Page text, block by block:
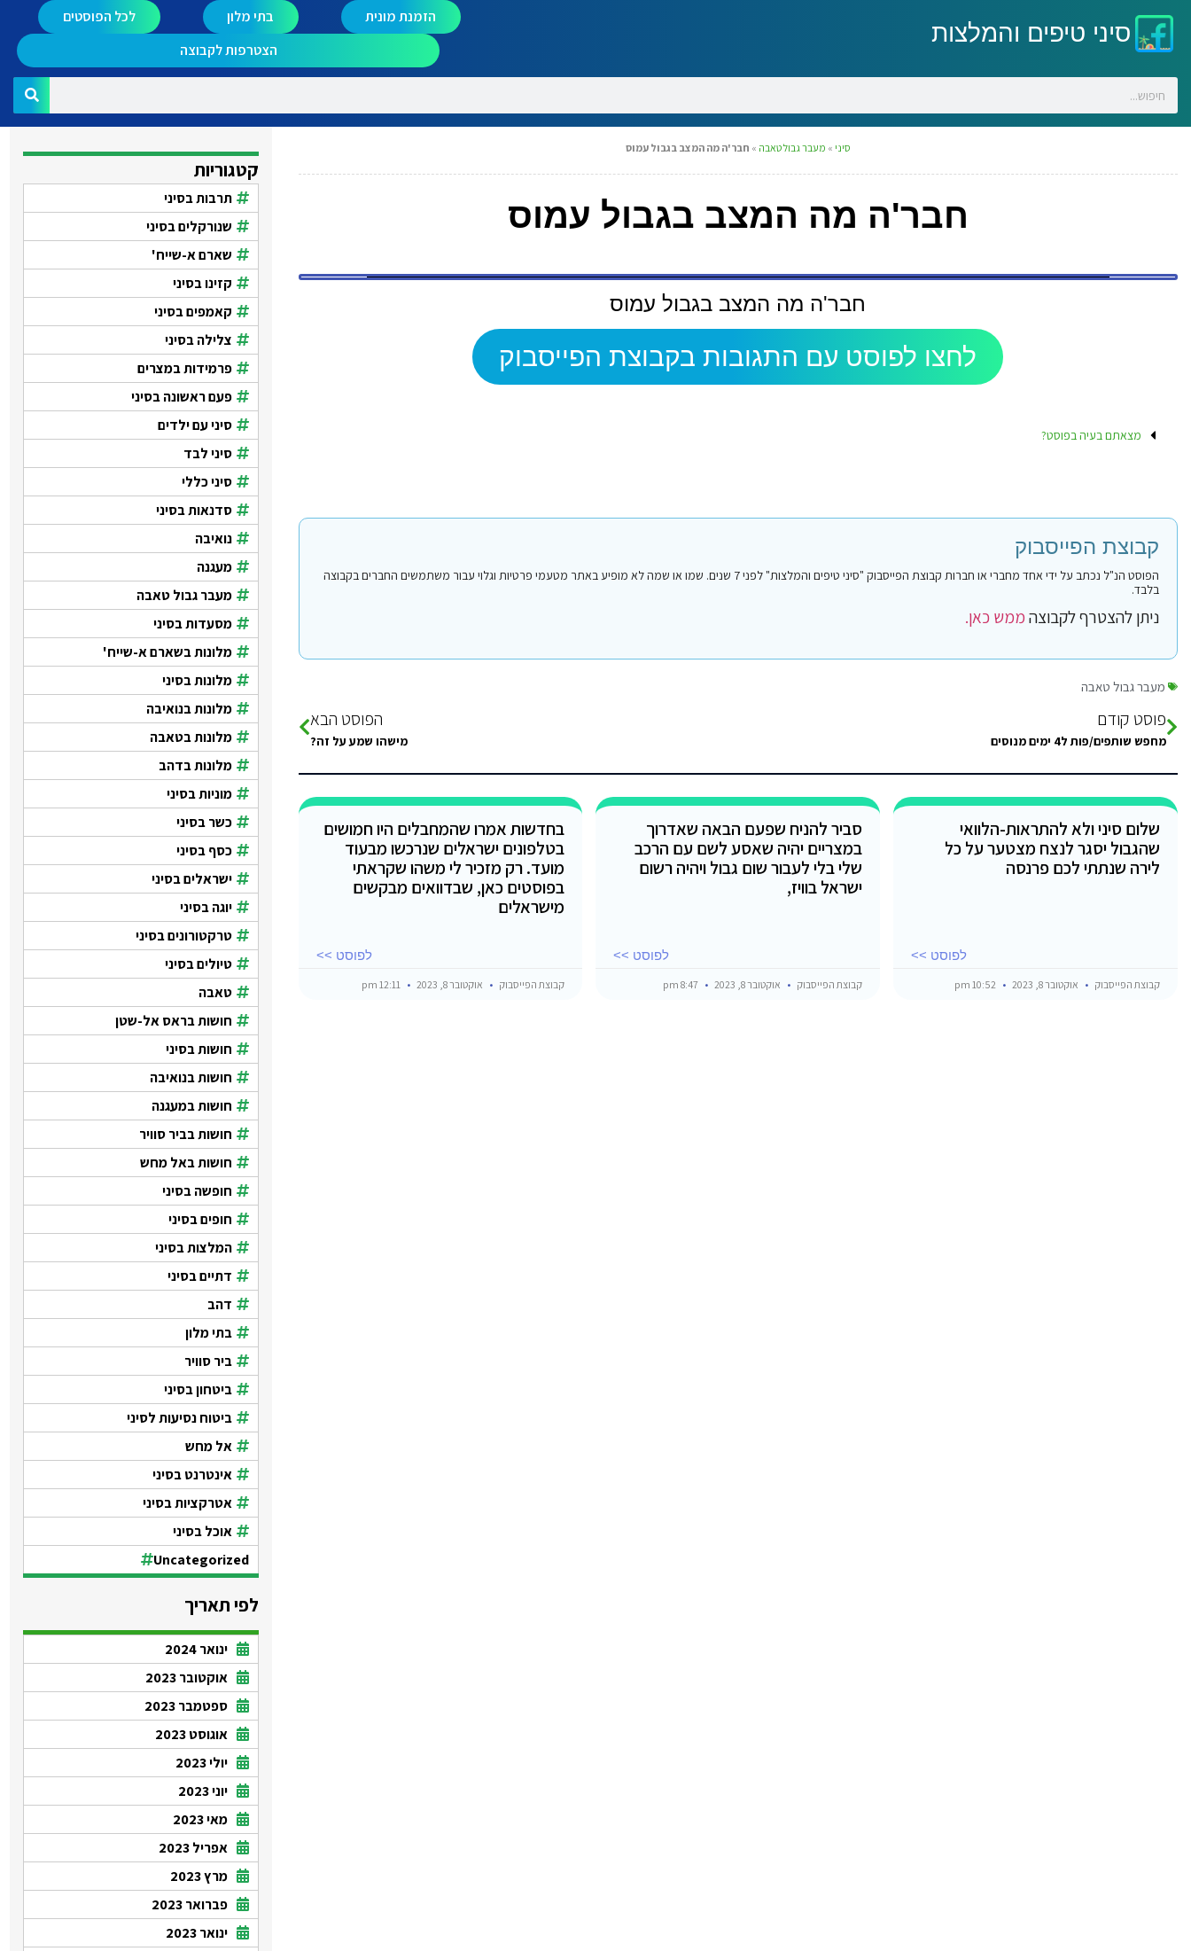
סיני טיפים והמלצות
הזמנת מונית בתי מלון
לכל הפוסטים
הצטרפות לקבוצה
סיני » מעבר גבול טאבה » חבר'ה מה המצב בגבול עמוס
חבר'ה מה המצב בגבול עמוס
חבר'ה מה המצב בגבול עמוס
לחצו לפוסט עם התגובות בקבוצת הפייסבוק
מצאתם בעיה בפוסט?
קבוצת הפייסבוק
הפוסט הנ"ל נכתב על ידי אחד מחברי או חברות קבוצת הפייסבוק "סיני טיפים והמלצות" לפני 7 שנים. שמו או שמה לא מופיע באתר מטעמי פרטיות וגלוי עבור משתמשים החברים בקבוצה
בלבד.
ניתן להצטרף לקבוצהממש כאן.
מעבר גבול טאבה
פוסט קודם
מחפש שותפים/פות ל4 ימים מנוסים
הפוסט הבא
מישהו שמע על זה?
שלום סיני ולא להתראות-הלוואי
שהגבול יסגר לנצח מצטער על כל
לירה שנתתי לכם פרנסה
לפוסט >>
קבוצת הפייסבוק אוקטובר 8, 2023
סביר להניח שפעם הבאה שאדרוך
במצריים יהיה שאסע לשם עם הרכב
שלי בלי לעבור שום גבול ויהיה רשום
ישראל בוויז,
לפוסט >>
קבוצת הפייסבוק אוקטובר 8, 2023
בחדשות אמרו שהמחבלים היו חמושים
בטלפונים ישראלים שנרכשו מבעוד
מועד. רק מזכיר לי משהו שקראתי
בפוסטים כאן, שבדוואים מבקשים
מישראלים
לפוסט >>
קבוצת הפייסבוק אוקטובר 8, 2023
קטגוריות
תרבות בסיני
שנורקלים בסיני
שארם א-שייח'
קזינו בסיני
קאמפים בסיני
צלילה בסיני
פרמידות במצרים
פעם ראשונה בסיני
סיני עם ילדים
סיני לבד
סיני כללי
סדנאות בסיני
נואיבה
מעגנה
מעבר גבול טאבה
מסעדות בסיני
מלונות בשארם א-שייח'
מלונות בסיני
מלונות בנואיבה
מלונות בטאבה
מלונות בדהב
מוניות בסיני
כשר בסיני
כסף בסיני
ישראלים בסיני
יוגה בסיני
טרקטורונים בסיני
טיולים בסיני
טאבה
חושות בראס אל-שטן
חושות בסיני
חושות בנואיבה
חושות במעגנה
חושות בביר סוויר
חושות באל מחש
חופשה בסיני
חופים בסיני
המלצות בסיני
דתיים בסיני
דהב
בתי מלון
ביר סוויר
ביטחון בסיני
ביטוח נסיעות לסיני
אל מחש
אינטרנט בסיני
אטרקציות בסיני
אוכל בסיני
Uncategorized
לפי תאריך
ינואר 2024
אוקטובר 2023
ספטמבר 2023
אוגוסט 2023
יולי 2023
יוני 2023
מאי 2023
אפריל 2023
מרץ 2023
פברואר 2023
ינואר 2023